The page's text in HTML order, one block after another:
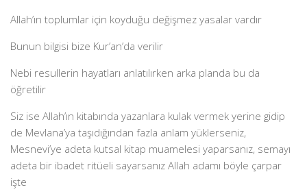
Allah’ın toplumlar için koyduğu değişmez yasalar vardır
Bunun bilgisi bize Kur’an’da verilir
Nebi resullerin hayatları anlatılırken arka planda bu da
öğretilir
Siz ise Allah’ın kitabında yazanlara kulak vermek yerine gidip
de Mevlana’ya taşıdığından fazla anlam yüklerseniz,
Mesnevi’ye adeta kutsal kitap muamelesi yaparsanız, semayı
adeta bir ibadet ritüeli sayarsanız Allah adamı böyle çarpar
işte